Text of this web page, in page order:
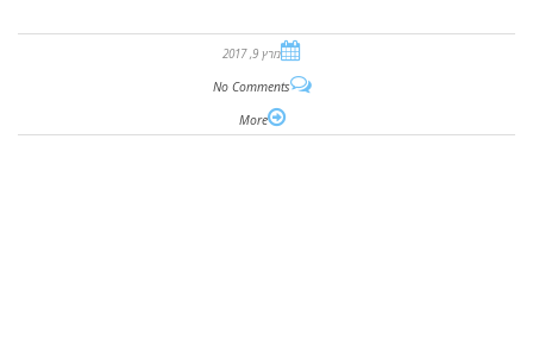
מרץ 9, 2017
No Comments
More